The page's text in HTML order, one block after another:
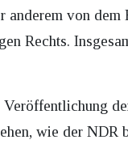
anderem von
Rechts.
wie der NDR